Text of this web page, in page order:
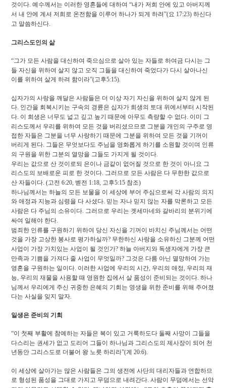
것이다. 예수께서는 이러한 영혼들에 대하여 “내가 저희 안에 있고 아버지께
서 내 안에 계셔 저희로 온전함을 이루어 하나가 되게 하려”(요 17:23) 하신다
고 말씀하신다.
그리스도인의 삶
“그가 모든 사람을 대신하여 죽으심으로 살아 있는 자들로 하여금 다시는 그
들 자신을 위하여 살지 않고 오직 그들을 대신하여 죽었다가 다시 살아나신
이를 위하여 살게 하려 함이라”(고후5:15).
십자가의 사랑을 깨달은 사람들은 더 이상 자기 자신을 위하여 살지 않게 된
다. 인간을 회복시키는 구속의 경륜은 십자가 희생의 토대 위에서부터 시작된
다. 이 희생은 너무도 넓고 깊고 높기 때문에 아무도 측량할 수 없다. 이미 그
리스도께서 우리를 위하여 모든 것을 버리셨으므로 그분을 개인의 구주로 영
접한 자들은 그분을 너무 사랑하기 때문에 그분을 위하여 모든 것을 기꺼이
버리게 된다. 그들은 무엇보다도 주님을 영화롭게 하기를 소원할 것이며 인류
의 구원을 위한 그분의 열망을 그들도 가지게 될 것이다.
우리는 값으로 산 것이로되 은이나 금같이 없어질 것으로 한 것이 아니요 그
리스도의 보배로운 피로 한 것이다. 그러므로 모든 사람은 다 무한한 값으로
산 자들이다. (고전 6:20, 벧전 1:18, 고후5:15 참조)
하나님께서는 하늘의 모든 보물을 이 세상에 부어 주심으로써 각 사람의 의지
와 애정과 지능과 심령을 다 사셨다. 믿는 자나 믿지 않는 자를 막론하고 모든
사람은 다 주님의 소유이다. 그러므로 우리는 겟세마네와 갈바리의 분위기에
싸여 일해야 한다.
범죄한 인류를 구원하기 위하여 당신 자신을 기꺼이 바치신 주님께서는 어떤
것을 가장 고상한 봉사로 평가하실까? 무한하신 사랑을 소유하신 그분께 어떤
사업이 가장 가치있는 사업이 될 것인가? 하늘 아버지와 독생자에게 가장 큰
만족과 기쁨을 가져다 줄 사업이 무엇일까? 그것은 다름 아닌 멸망하여 가는
영혼을 구원하는 일이다. 이러한 사업에 우리의 시간, 우리의 애정, 우리의 재
능, 우리의 재물을 사용할 때 영원한 집에서 살 품성이 준비되는 것이다. 하나
님께서 우리에게 주신 귀중한 은혜의 기회는 영생을 위한 준비를 위해 주어졌
다는 사실을 잊지 말자.
일생은 준비의 기회
“이 첫째 부활에 참예하는 자들은 복이 있고 거룩하도다 둘째 사망이 그들을
다스리는 권세가 없고 도리어 그들이 하나님과 그리스도의 제사장이 되어 천
년동안 그리스도로 더불어 왕 노릇 하리라”(계 20:6).
이 세상에 살아가는 많은 사람들은 그의 생전에 사단의 대리자들과 연합하므
로 형성된 품성을 그대로 가지고 무덤으로 내려간다. 사람이 무덤에서는 선악